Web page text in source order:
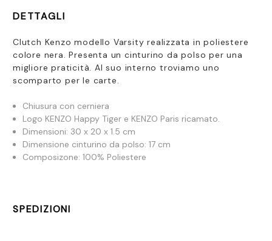
DETTAGLI
Clutch Kenzo modello Varsity realizzata in poliestere
colore nera. Presenta un cinturino da polso per una
migliore praticità. Al suo interno troviamo uno
scomparto per le carte.
Chiusura con cerniera
Logo KENZO Happy Tiger e KENZO Paris ricamato.
Dimensioni: 30 x 20 x 1.5 cm
Dimensione cinturino da polso: 17 cm
Composizone: 100% Poliestere
SPEDIZIONI